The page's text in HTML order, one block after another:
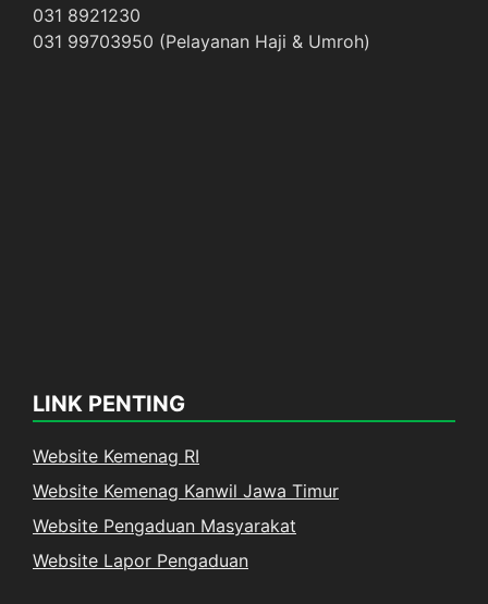
031 8921230
031 99703950 (Pelayanan Haji & Umroh)
LINK PENTING
Website Kemenag RI
Website Kemenag Kanwil Jawa Timur
Website Pengaduan Masyarakat
Website Lapor Pengaduan